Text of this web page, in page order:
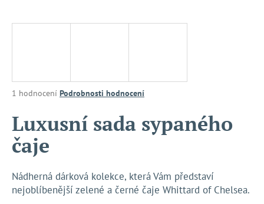
Průměrné
produktu
5,0
z
hvězdiček.
1 hodnocení Podrobnosti hodnocení
Luxusní sada sypaného
čaje
Nádherná dárková kolekce, která Vám představí
nejoblíbenější zelené a černé čaje Whittard of Chelsea.
?
D